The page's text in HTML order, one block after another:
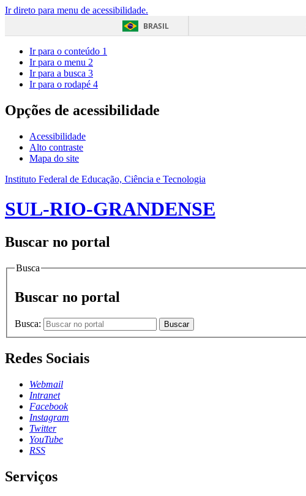
Ir direto para menu de acessibilidade.
BRASIL
Ir para o conteúdo 1
Ir para o menu 2
Ir para a busca 3
Ir para o rodapé 4
Opções de acessibilidade
Acessibilidade
Alto contraste
Mapa do site
Instituto Federal de Educação, Ciência e Tecnologia
SUL-RIO-GRANDENSE
Buscar no portal
Busca
Buscar no portal
Busca: Buscar
Redes Sociais
Webmail
Intranet
Facebook
Instagram
Twitter
YouTube
RSS
Serviços